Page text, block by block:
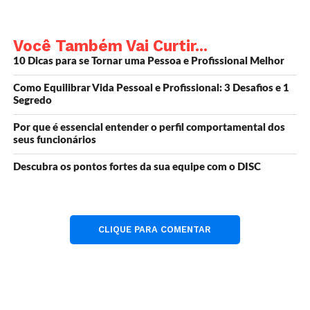
Use as dicas a seguir para tentar manter o foco.
horários de trabalho mais
produtivos
escrever de manhã é o melhor momento.
Você Também Vai Curtir...
10 Dicas para se Tornar uma Pessoa e Profissional Melhor
Como Equilibrar Vida Pessoal e Profissional: 3 Desafios e 1
Segredo
Por que é essencial entender o perfil comportamental dos
seus funcionários
Descubra os pontos fortes da sua equipe com o DISC
CLIQUE PARA COMENTAR